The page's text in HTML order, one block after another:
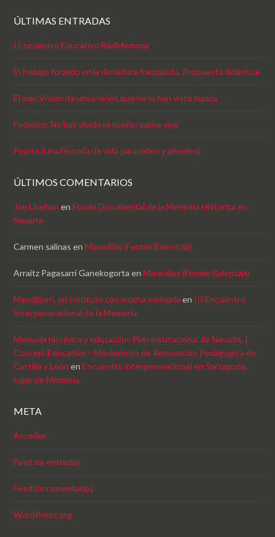
ÚLTIMAS ENTRADAS
I Encuentro Educativo RedMemoria
El trabajo forzado en la dictadura franquista. Propuesta didáctica
El mar. Visión de unos niños que no lo han visto nunca
Federico. No hay olvido ni sueño: carne viva
Pepito (Una historia de vida para niños y abuelos)
ÚLTIMOS COMENTARIOS
Joe Linehan enFondo Documental de la Memoria Histórica en
Navarra
Carmen salinas enMaravillas (Fermin Balentzia)
Arraitz Pagasarri Ganekogorta enMaravillas (Fermin Balentzia)
Mendillorri, un instituto con mucha memoria en III Encuentro
Intergeneracional de la Memoria
Memoria histórica y educación. Plan institucional de Navarra. |
Concejo Educativo – Movimiento de Renovación Pedagógica de
Castilla y León enEncuentro intergeneracional en Sartaguda,
lugar de Memoria.
META
Acceder
Feed de entradas
Feed de comentarios
WordPress.org